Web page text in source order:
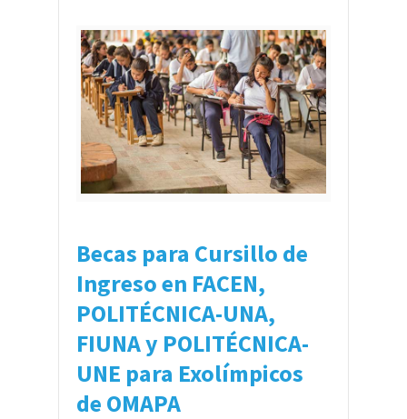
Becas para Cursillo de
Ingreso en FACEN,
POLITÉCNICA-UNA,
FIUNA y POLITÉCNICA-
UNE para Exolímpicos
de OMAPA